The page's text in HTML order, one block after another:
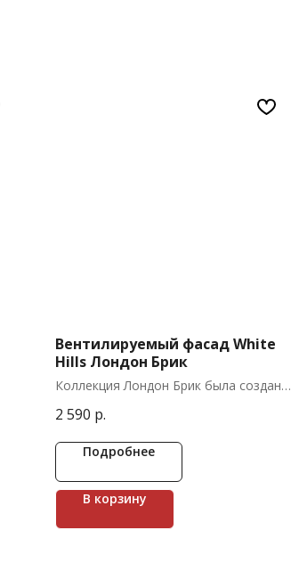
Вентилируемый фасад White
Hills Лондон Брик
Коллекция Лондон Брик была создана,
атмосферу старого Лондона, его
временем. Лондон Брик - это имитация
пользуется большой популярностью
для внешней облицовки зданий.
2 590 р.
Подробнее
В корзину